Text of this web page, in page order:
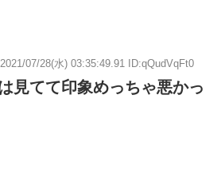
2021/07/28(水) 03:35:49.91 ID:qQudVqFt0
見てて印象めっちゃ悪かっ